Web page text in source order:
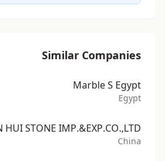
Similar Companies
Marble S Egypt
Egypt
HUI STONE IMP.&EXP.CO.,LTD.
China